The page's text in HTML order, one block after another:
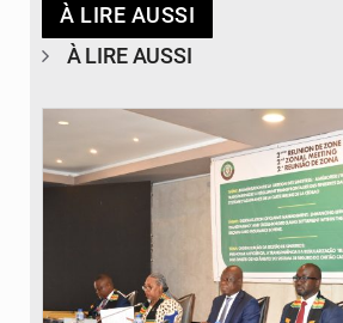
À LIRE AUSSI
À LIRE AUSSI